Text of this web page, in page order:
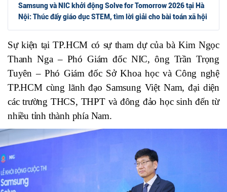
Samsung và NIC khởi động Solve for Tomorrow 2026 tại Hà
Nội: Thúc đẩy giáo dục STEM, tìm lời giải cho bài toán xã hội
Sự kiện tại TP.HCM có sự tham dự của bà Kim Ngọc
Thanh Nga – Phó Giám đốc NIC, ông Trần Trọng
Tuyên – Phó Giám đốc Sở Khoa học và Công nghệ
TP.HCM cùng lãnh đạo Samsung Việt Nam, đại diện
các trường THCS, THPT và đông đảo học sinh đến từ
nhiều tỉnh thành phía Nam.